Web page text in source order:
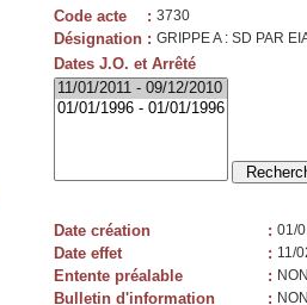
Code acte : 3730
Désignation : GRIPPE A : SD PAR
Dates J.O. et Arrêté
Date création : 01/
Date effet : 11/
Entente préalable :
Bulletin d'information :